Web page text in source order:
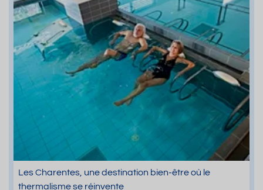
Les Charentes, une destination bien-être où le
thermalisme se réinvente